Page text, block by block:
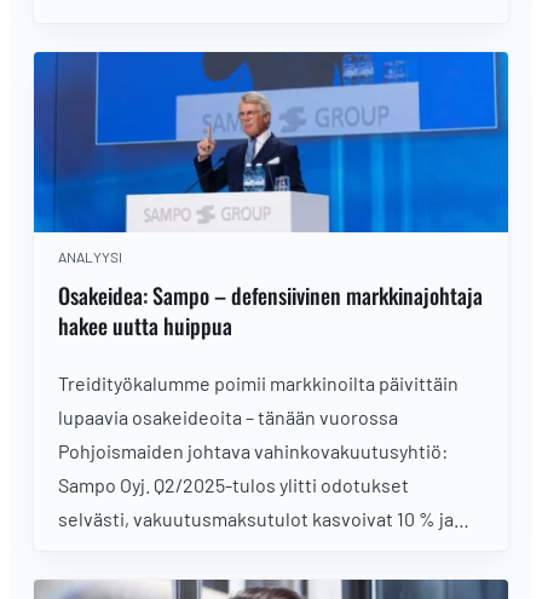
ANALYYSI
Osakeidea: Sampo – defensiivinen markkinajohtaja
hakee uutta huippua
Treidityökalumme poimii markkinoilta päivittäin
lupaavia osakeideoita – tänään vuorossa
Pohjoismaiden johtava vahinkovakuutusyhtiö:
Sampo Oyj. Q2/2025-tulos ylitti odotukset
selvästi, vakuutusmaksutulot kasvoivat 10 % ja
tulosjulkistuksen jälkeen kurssi hakee uutta